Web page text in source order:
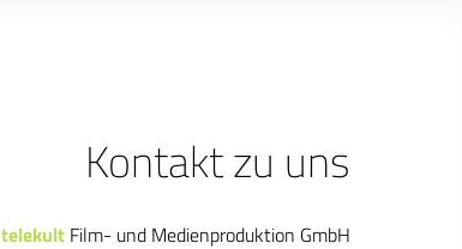
Kontakt zu uns
telekultFilm- und Medienproduktion GmbH